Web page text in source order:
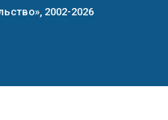
2002-2026